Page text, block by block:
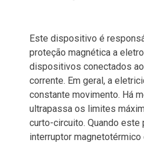
Este dispositivo é
proteção magnética a
dispositivos conectados
corrente. Em geral, a
constante movimento. Há
ultrapassa os limites
curto-circuito. Quando este
interruptor